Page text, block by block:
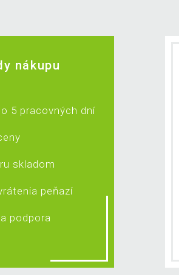
nákupu
5 pracovných dní
skladom
peňazí
podpora